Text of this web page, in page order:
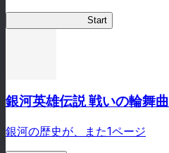
Start
銀河英雄伝説 戦いの輪舞曲
銀河の歴史が、また1ページ